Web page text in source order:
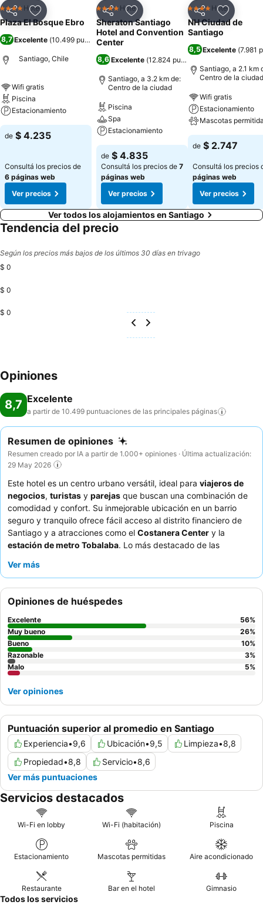
CompartirAñadir a favoritos
4 EstrellasHotel
Plaza El Bosque Ebro
8,7 Excelente (10.499 puntuaciones)
Santiago, Chile
Wifi gratis
Piscina
Estacionamiento
de $ 4.235
Consultá los precios de
6 páginas web
Ver precios
CompartirAñadir a favoritos
4 EstrellasHotel
Sheraton Santiago
Hotel and Convention
Center
8,6 Excelente (12.824 puntuaciones
Santiago, a 3.2 km de:
Centro de la ciudad
Piscina
Spa
Estacionamiento
de $ 4.835
Consultá los precios de 7
páginas web
Ver precios
CompartirAñadir
4 EstrellasHotel
NH Ciudad de
Santiago
8,5 Excelente (7.981
Santiago, a 2.1 km
Centro de la ciudad
Wifi gratis
Estacionamiento
Mascotas
de $ 2.747
Consultá los precios
páginas web
Ver precios
Ver todos los alojamientos en Santiago
Tendencia del precio
Según los precios más bajos de los últimos 30 días en trivago
$ 0
$ 0
$ 0
Opiniones
8,7 Excelente
a partir de 10.499 puntuaciones de las principales páginas
Resumen de opiniones
Resumen creado por IA a partir de 1.000+ opiniones · Última actualización:
29 May 2026
Este hotel es un centro urbano versátil, ideal para viajeros de
negocios, turistas y parejas que buscan una combinación de
comodidad y confort. Su inmejorable ubicación en un barrio
seguro y tranquilo ofrece fácil acceso al distrito financiero de
Santiago y a atracciones como el Costanera Center y la
estación de metro Tobalaba. Lo más destacado de las
impresionantes vistas de la ciudad. Los huéspedes elogian
desayuno buffet
con impresionantes vistas a la ciudad y a la
montaña. Para una experiencia verdaderamente memorable,
considere una habitación en un piso superior para apreciar
plenamente las vistas panorámicas.
Ver más
Puntuación superior al promedio en Santiago
Experiencia•9,6 Ubicación•9,5 Limpieza•8,8
Propiedad•8,8 Servicio•8,6
Ver más puntuaciones
Opiniones de huéspedes
Excelente 56%
Muy bueno
26%
Bueno
10%
Razonable
3%
Malo
5%
Ver opiniones
Servicios destacados
Wi-Fi en lobby Wi-Fi (habitación) Piscina
Estacionamiento Mascotas permitidas Aire acondicionado
Restaurante Bar en el hotel Gimnasio
Todos los servicios